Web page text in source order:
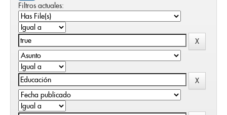
Filtros actuales: